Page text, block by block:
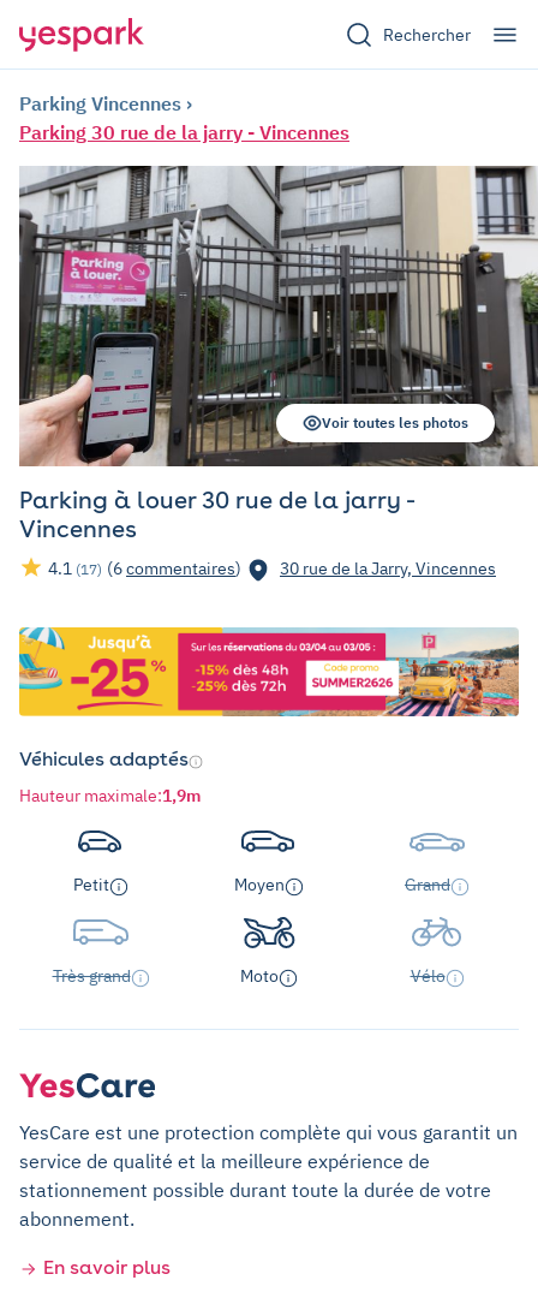
Rechercher
Parking Vincennes
Parking 30 rue de la jarry - Vincennes
Parking à louer 30 rue de la jarry -
Vincennes
4.1 (17) (6commentaires) 30 rue de la Jarry, Vincennes
Voir toutes les photos
Véhicules adaptés
Hauteur maximale:1,9m
Petit Moyen Grand
Très grand Moto Vélo
YesCare est une protection complète qui vous garantit un
service de qualité et la meilleure expérience de
stationnement possible durant toute la durée de votre
abonnement.
En savoir plus